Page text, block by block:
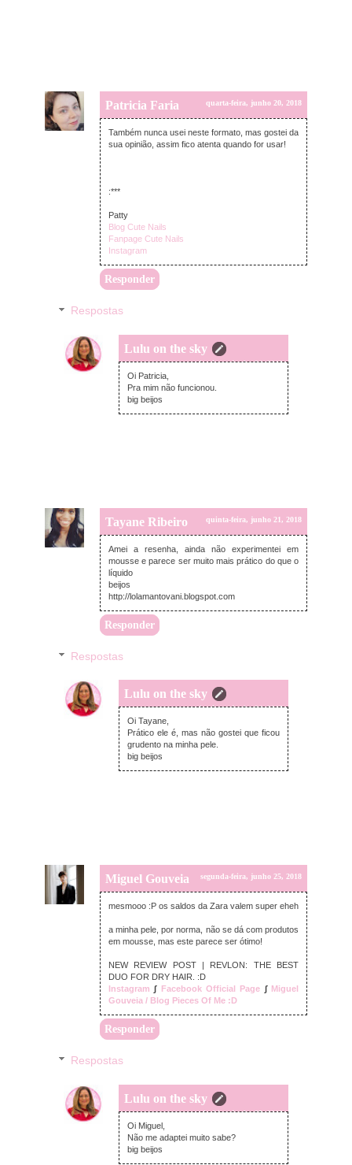
Patricia Faria quarta-feira, junho 20, 2018
Também nunca usei neste formato, mas gostei da
sua opinião, assim fico atenta quando for usar!
:***
Patty
Blog Cute Nails
Fanpage Cute Nails
Instagram
Responder
Respostas
Lulu on the sky
domingo, junho 24, 2018
Oi Patricia,
Pra mim não funcionou.
big beijos
Tayane Ribeiro quinta-feira, junho 21, 2018
Amei a resenha, ainda não experimentei em
mousse e parece ser muito mais prático do que o
líquido
beijos
http://lolamantovani.blogspot.com
Responder
Respostas
Lulu on the sky
domingo, junho 24, 2018
Oi Tayane,
Prático ele é, mas não gostei que ficou
grudento na minha pele.
big beijos
Miguel Gouveia segunda-feira, junho 25, 2018
mesmooo :P os saldos da Zara valem super eheh
a minha pele, por norma, não se dá com produtos
em mousse, mas este parece ser ótimo!
NEW REVIEW POST | REVLON: THE BEST
DUO FOR DRY HAIR. :D
Instagram ∫ Facebook Official Page ∫ Miguel
Gouveia / Blog Pieces Of Me :D
Responder
Respostas
Lulu on the sky
segunda-feira, junho 25, 2018
Oi Miguel,
Não me adaptei muito sabe?
big beijos